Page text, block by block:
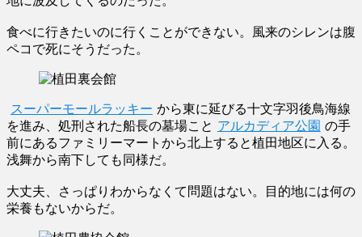
食べに行きたいのに行くことができない。風来のシレンは腹
ペコで死にそうだった。
スーパーモールラッキー から東に延びる十文字羽後鳥海線
を進み、処刑された船長の墓場こと アルカディア公園 の手
前にあるファミリーマートから北上すると植田地区に入る。
浅舞から南下しても同様だ。
大丈夫、さっぱりわからなくて問題はない。目的地には何の
栄養もないからだ。